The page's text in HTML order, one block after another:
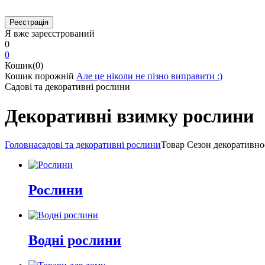
Я вже зареєстрований
0
0
Кошик(0)
Кошик порожній Але це ніколи не пізно виправити :)
Садові та декоративні рослини
Декоративні взимку рослини
Головнасадові та декоративні рослиниТовар Cезон
Рослини
Водні рослини